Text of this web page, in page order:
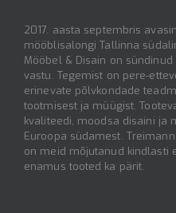
2017. aasta septembris
mööblisalongi Tallinna
Mööbel & Disain on
vastu. Tegemist on pere-
erinevate põlvkondade
tootmisest ja müügist.
kvaliteedi, moodsa disaini ja
Euroopa südamest.
on meid mõjutanud kindlasti
enamus tooted ka pärit.